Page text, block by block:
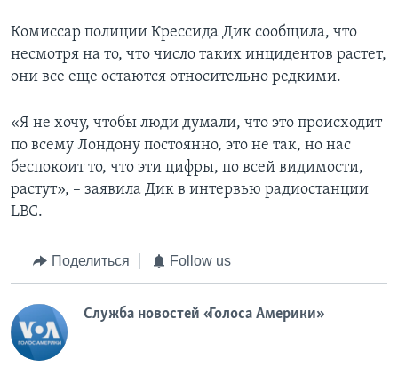
Комиссар полиции Крессида Дик сообщила, что
несмотря на то, что число таких инцидентов растет,
они все еще остаются относительно редкими.
«Я не хочу, чтобы люди думали, что это происходит
по всему Лондону постоянно, это не так, но нас
беспокоит то, что эти цифры, по всей видимости,
растут», – заявила Дик в интервью радиостанции
LBC.
Поделиться Follow us
Служба новостей «Голоса Америки»